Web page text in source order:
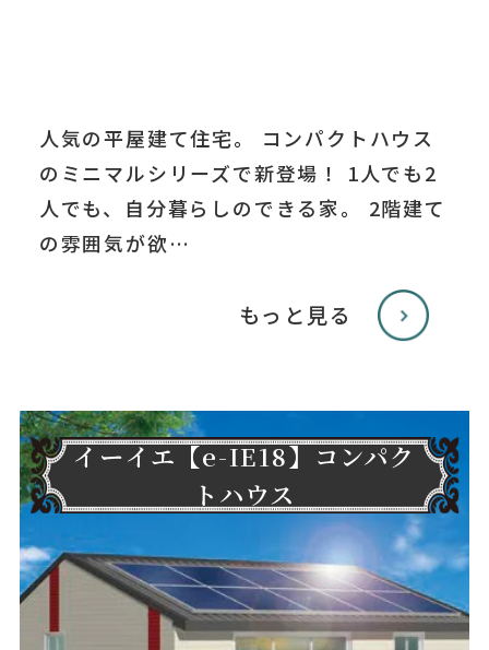
人気の平屋建て住宅。 コンパクトハウス
のミニマルシリーズで新登場！ 1人でも2
人でも、自分暮らしのできる家。 2階建て
の雰囲気が欲…
もっと見る
イーイエ【e-IE18】コンパク
トハウス